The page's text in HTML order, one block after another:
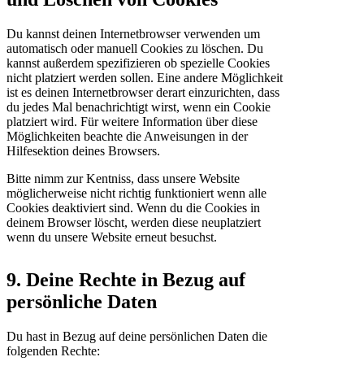
Du kannst deinen Internetbrowser verwenden um
automatisch oder manuell Cookies zu löschen. Du
kannst außerdem spezifizieren ob spezielle Cookies
nicht platziert werden sollen. Eine andere Möglichkeit
ist es deinen Internetbrowser derart einzurichten, dass
du jedes Mal benachrichtigt wirst, wenn ein Cookie
platziert wird. Für weitere Information über diese
Möglichkeiten beachte die Anweisungen in der
Hilfesektion deines Browsers.
Bitte nimm zur Kentniss, dass unsere Website
möglicherweise nicht richtig funktioniert wenn alle
Cookies deaktiviert sind. Wenn du die Cookies in
deinem Browser löscht, werden diese neuplatziert
wenn du unsere Website erneut besuchst.
9. Deine Rechte in Bezug auf
persönliche Daten
Du hast in Bezug auf deine persönlichen Daten die
folgenden Rechte: